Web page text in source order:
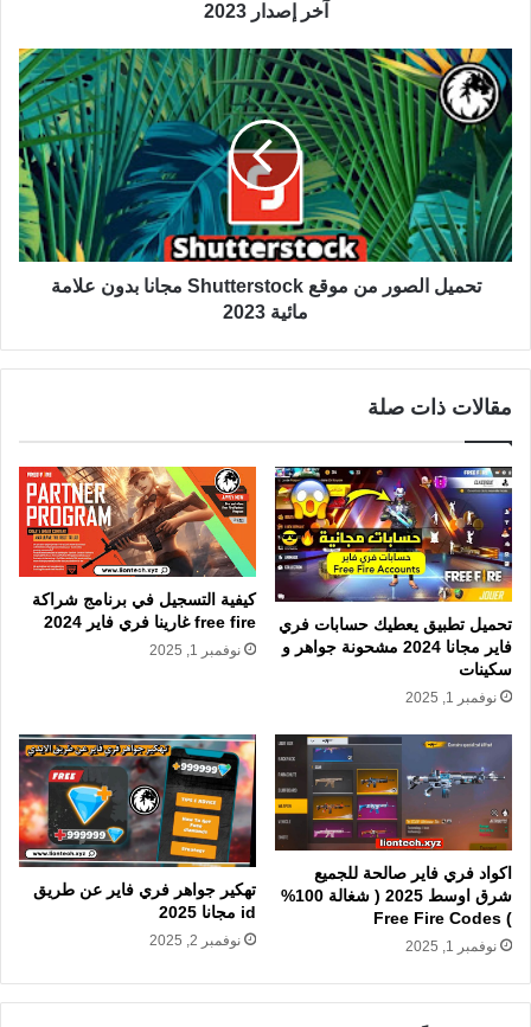
آخر إصدار 2023
تحميل الصور من موقع Shutterstock مجانا بدون علامة
مائية 2023
مقالات ذات صلة
تحميل تطبيق يعطيك حسابات فري
فاير مجانا 2024 مشحونة جواهر و
سكينات
نوفمبر 1, 2025
كيفية التسجيل في برنامج شراكة
free fire غارينا فري فاير 2024
نوفمبر 1, 2025
اكواد فري فاير صالحة للجميع
شرق اوسط 2025 ( شغالة 100%
) Free Fire Codes
نوفمبر 1, 2025
تهكير جواهر فري فاير عن طريق
id مجانا 2025
نوفمبر 2, 2025